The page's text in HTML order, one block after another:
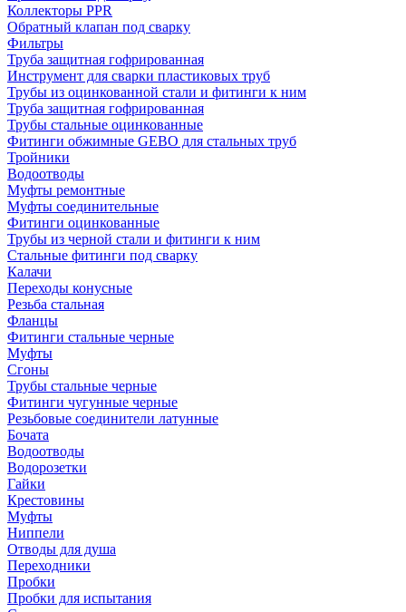
Коллекторы PPR
Обратный клапан под сварку
Фильтры
Труба защитная гофрированная
Инструмент для сварки пластиковых труб
Трубы из оцинкованной стали и фитинги к ним
Труба защитная гофрированная
Трубы стальные оцинкованные
Фитинги обжимные GEBO для стальных труб
Тройники
Водоотводы
Муфты ремонтные
Муфты соединительные
Фитинги оцинкованные
Трубы из черной стали и фитинги к ним
Стальные фитинги под сварку
Калачи
Переходы конусные
Резьба стальная
Фланцы
Фитинги стальные черные
Муфты
Сгоны
Трубы стальные черные
Фитинги чугунные черные
Резьбовые соединители латунные
Бочата
Водоотводы
Водорозетки
Гайки
Крестовины
Муфты
Ниппели
Отводы для душа
Переходники
Пробки
Пробки для испытания